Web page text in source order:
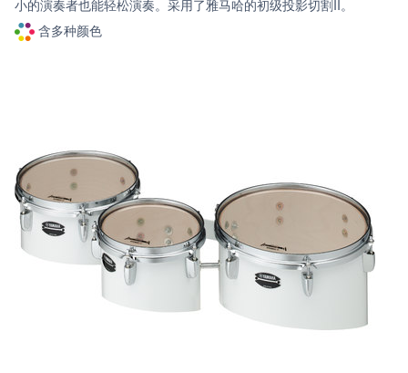
小的演奏者也能轻松演奏。采用了雅马哈的初级投影切割II。
含多种颜色